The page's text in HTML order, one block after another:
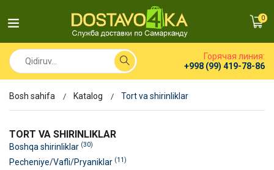
0
Горячая линия:
+998 (99) 419-78-86
Bosh sahifa Katalog Tort va shirinliklar
TORT VA SHIRINLIKLAR
Boshqa shirinliklar (30)
Pecheniye/Vafli/Pryaniklar (11)